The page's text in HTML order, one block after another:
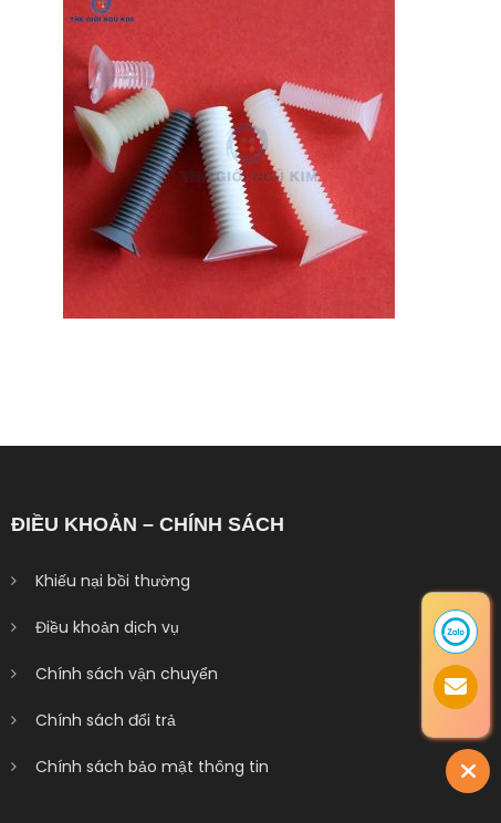
ĐIỀU KHOẢN – CHÍNH SÁCH
Khiếu nại bồi thường
Điều khoản dịch vụ
Chính sách vận chuyển
Chính sách đổi trả
Chính sách bảo mật thông tin